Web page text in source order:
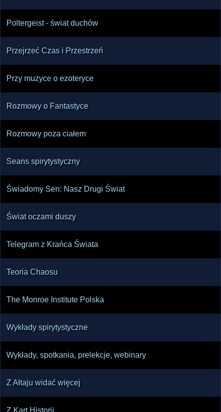
Poltergeist - świat duchów
Przejrzeć Czas i Przestrzeń
Przy muzyce o ezoteryce
Rozmowy o Fantastyce
Rozmowy poza ciałem
Seans spirytystyczny
Świadomy Sen: Nasz Drugi Świat
Świat oczami duszy
Telegram z Krańca Świata
Teoria Chaosu
The Monroe Institute Polska
Wykłady spirytystyczne
Wykłady, spotkania, prelekcje, webinary
Z Ałtaju widać więcej
Z Kart Historii